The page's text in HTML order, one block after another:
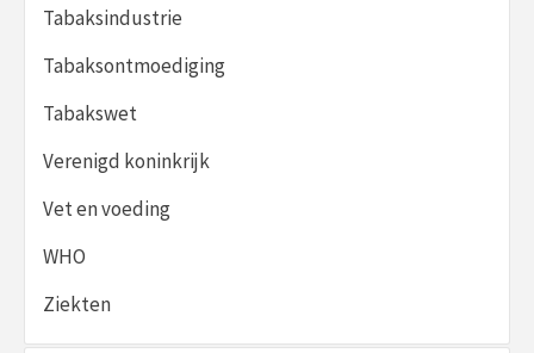
Tabaksindustrie
Tabaksontmoediging
Tabakswet
Verenigd koninkrijk
Vet en voeding
WHO
Ziekten